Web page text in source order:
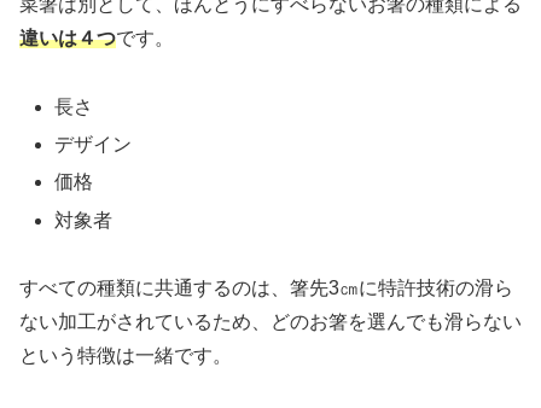
菜箸は別として、ほんとうにすべらないお箸の種類による
違いは４つです。
長さ
デザイン
価格
対象者
すべての種類に共通するのは、箸先3㎝に特許技術の滑ら
ない加工がされているため、どのお箸を選んでも滑らない
という特徴は一緒です。